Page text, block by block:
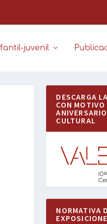
juvenil
DESCARGA
CON MOTIVO
CULTURAL
NORMATIVA